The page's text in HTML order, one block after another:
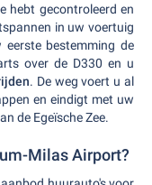
hebt gecontroleerd en
in uw voertuig
bestemming de
over de D330 en u
. De weg voert u al
en eindigt met uw
de Egeïsche Zee.
Milas Airport?